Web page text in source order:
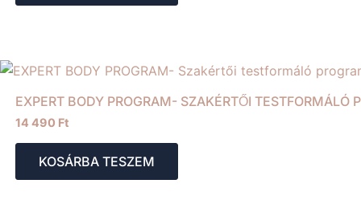
EXPERT BODY PROGRAM- SZAKÉRTŐI TESTFORMÁLÓ
14 490 Ft
KOSÁRBA TESZEM